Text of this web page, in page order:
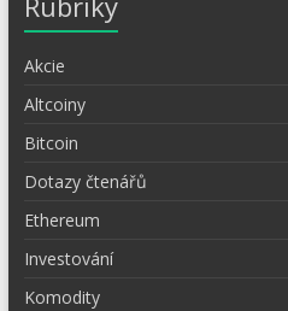
Akcie
Altcoiny
Bitcoin
Dotazy čtenářů
Ethereum
Investování
Komodity